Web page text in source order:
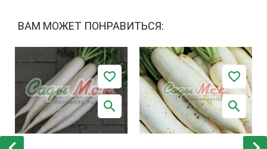
ВАМ МОЖЕТ ПОНРАВИТЬСЯ: